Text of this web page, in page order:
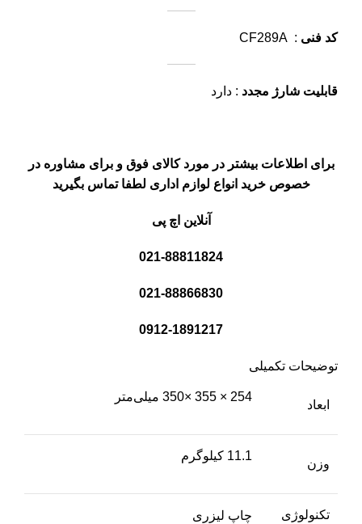
کد فنی : CF289A
قابلیت شارژ مجدد : دارد
برای اطلاعات بیشتر در مورد کالای فوق و برای مشاوره در
خصوص خرید انواع لوازم اداری لطفا تماس بگیرید
آنلاین اچ پی
021-88811824
021-88866830
0912-1891217
توضیحات تکمیلی
ابعاد
254 × 355 ×350 میلی‌متر
وزن
11.1 کیلوگرم
تکنولوژی
چاپ لیزری